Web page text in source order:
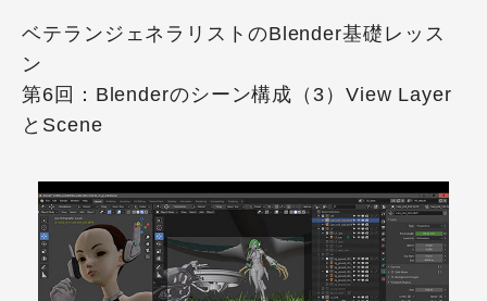
ベテランジェネラリストのBlender基礎レッス
ン
第6回：Blenderのシーン構成（3）View Layer
とScene